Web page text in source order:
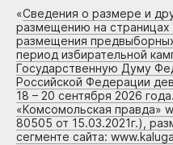
«Сведения о размере и
размещению на страницах
размещения
период избирательной
Государственную Думу
Российской Федерации
18 – 20 сентября 2026
«Комсомольская правда»
80505 от 15.03.2021г.),
сегменте сайта: